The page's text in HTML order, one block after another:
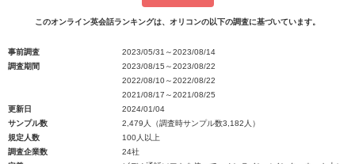
このオンライン英会話ランキングは、オリコンの以下の調査に基づいています。
事前調査
2023/05/31～2023/08/14
調査期間
2023/08/15～2023/08/22
2022/08/10～2022/08/22
2021/08/17～2021/08/25
更新日
2024/01/04
サンプル数
2,479人（調査時サンプル数3,182人）
規定人数
100人以上
調査企業数
24社